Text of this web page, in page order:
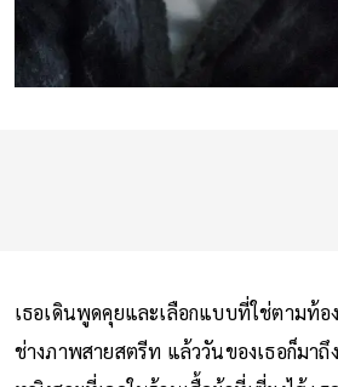
เธอเดินพูดคุยและเลือกแบบที่ใช่ตามท้อ
ช่างภาพสายสตรีท แล้ววันของเธอก็มาถึ